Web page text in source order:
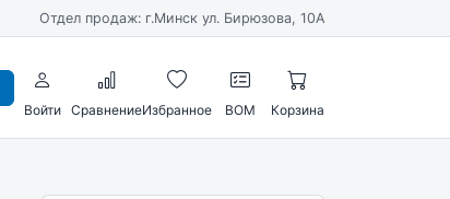
Отдел продаж: г.Минск ул. Бирюзова, 10А
Войти СравнениеИзбранное BOM Корзина